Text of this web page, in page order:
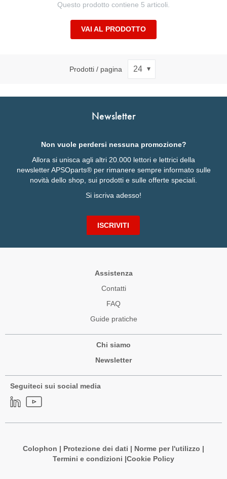
Questo prodotto contiene 5 articoli.
VAI AL PRODOTTO
Prodotti / pagina
Newsletter
Non vuole perdersi nessuna promozione?
Allora si unisca agli altri 20.000 lettori e lettrici della
newsletter APSOparts® per rimanere sempre informato sulle
novità dello shop, sui prodotti e sulle offerte speciali.
Si iscriva adesso!
ISCRIVITI
Assistenza
Contatti
FAQ
Guide pratiche
Chi siamo
Newsletter
Seguiteci sui social media
Colophon | Protezione dei dati | Norme per l'utilizzo |
Termini e condizioni |Cookie Policy